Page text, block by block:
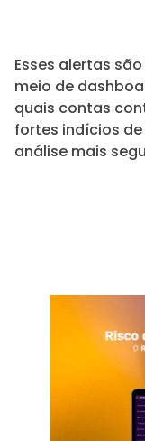
Esses alertas
meio de
quais contas
fortes indícios
análise mais